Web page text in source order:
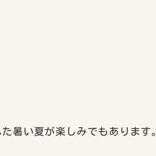
暑い夏が楽しみでもあります。